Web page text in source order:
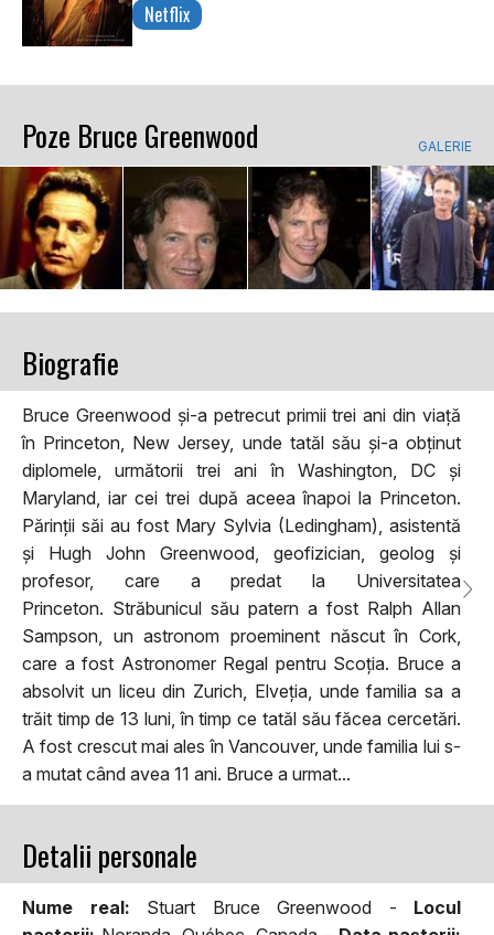
Netflix
Poze Bruce Greenwood GALERIE
Biografie
Bruce Greenwood și-a petrecut primii trei ani din viață
în Princeton, New Jersey, unde tatăl său și-a obținut
diplomele, următorii trei ani în Washington, DC și
Maryland, iar cei trei după aceea înapoi la Princeton.
Părinții săi au fost Mary Sylvia (Ledingham), asistentă
și Hugh John Greenwood, geofizician, geolog și
profesor, care a predat la Universitatea
Princeton. Străbunicul său patern a fost Ralph Allan
Sampson, un astronom proeminent născut în Cork,
care a fost Astronomer Regal pentru Scoția. Bruce a
absolvit un liceu din Zurich, Elveția, unde familia sa a
trăit timp de 13 luni, în timp ce tatăl său făcea cercetări.
A fost crescut mai ales în Vancouver, unde familia lui s-
a mutat când avea 11 ani. Bruce a urmat...
Detalii personale
Nume real: Stuart Bruce Greenwood - Locul